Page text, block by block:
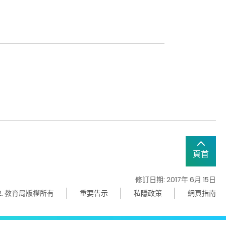
頁首
修訂日期: 2017年 6月 15日
教育局版權所有
重要告示 私隱政策 網頁指南